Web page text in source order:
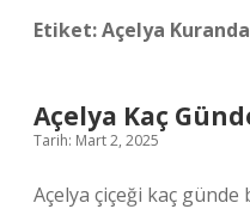
Etiket:Açelya
Açelya Kaç
Tarih: Mart 2, 2025
Açelya çiçeği kaç günde